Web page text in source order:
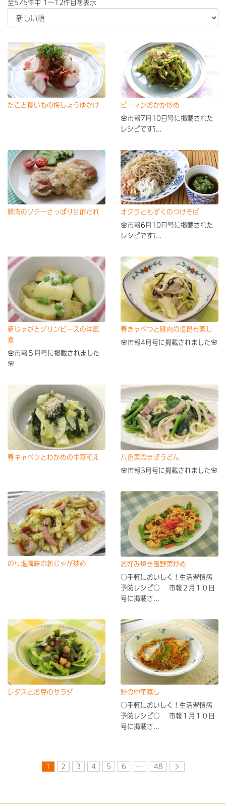
全575件中 1～12件目を表示
たこと長いもの梅しょうゆかけ
ピーマンおかか炒め
🌸市報7月10日号に掲載された
レシピですἳ...
豚肉のソテーさっぱり甘酢だれ
オクラともずくのつけそば
🌸市報6月10日号に掲載された
レシピですἳ...
新じゃがとグリンピースの洋風
煮
🌸市報５月号に掲載されました
🌸
春きゃべつと豚肉の塩昆布蒸し
🌸市報4月号に掲載されました🌸
春キャベツとわかめの中華和え
八色菜のまぜうどん
🌸市報3月号に掲載されました🌸
のり塩風味の新じゃが炒め
お好み焼き風野菜炒め
○手軽においしく！生活習慣病
予防レシピ○ 市報２月１０日
号に掲載さ...
レタスとお豆のサラダ
鮭の中華蒸し
○手軽においしく！生活習慣病
予防レシピ○ 市報１月１０日
号に掲載さ...
1 2 3 4 5 6 … 48